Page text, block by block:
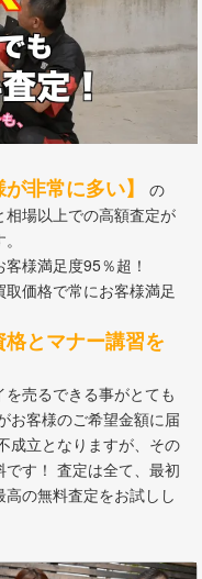
非常に多い】
場以上での高額査定が
様満足度95％超！
価格で常にお客様満足
格とマナー講習を
売るできる事がとても
成立となりますが、その
、最初
の無料査定をお試しし